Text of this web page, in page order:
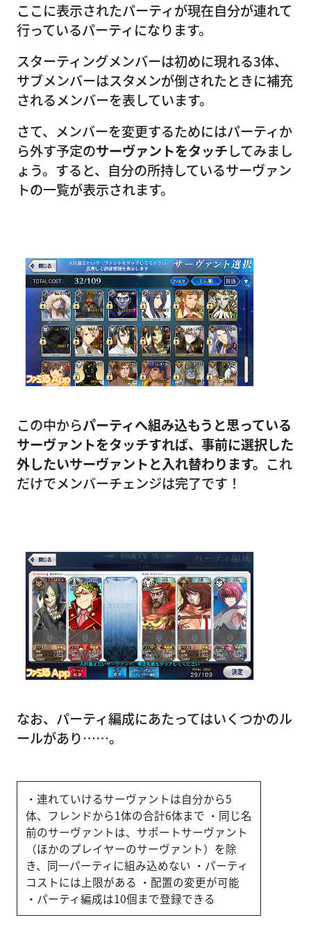
ここに表示されたパーティが現在自分が連れて
行っているパーティになります。
スターティングメンバーは初めに現れる3体、
サブメンバーはスタメンが倒されたときに補充
されるメンバーを表しています。
さて、メンバーを変更するためにはパーティか
ら外す予定のサーヴァントをタッチしてみまし
ょう。すると、自分の所持しているサーヴァン
トの一覧が表示されます。
この中からパーティへ組み込もうと思っている
サーヴァントをタッチすれば、事前に選択した
外したいサーヴァントと入れ替わります。 これ
だけでメンバーチェンジは完了です！
なお、パーティ編成にあたってはいくつかのル
ールがあり……。
・連れていけるサーヴァントは自分から5
体、フレンドから1体の合計6体まで ・同じ名
前のサーヴァントは、サポートサーヴァント
（ほかのプレイヤーのサーヴァント）を除
き、同一パーティに組み込めない ・パーティ
コストには上限がある ・配置の変更が可能
・パーティ編成は10個まで登録できる